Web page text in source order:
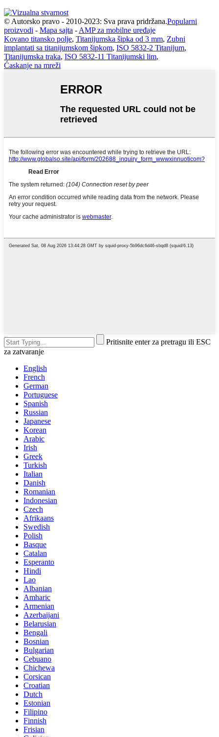
© Autorsko pravo - 2010-2023: Sva prava pridržana.Popularni
proizvodi - Mapa sajta - AMP za mobilne uređaje
Kovano titansko polje, Titanijumska šipka od 3 mm, Zubni
implantati sa titanijumskom šipkom, ISO 5832-2 Titanijum,
Titanijumska traka, ISO 5832-11 Titanijumski lim,
Ćaskanje na mreži
Pritisnite enter za pretragu ili ESC
za zatvaranje
English
French
German
Portuguese
Spanish
Russian
Japanese
Korean
Arabic
Irish
Greek
Turkish
Italian
Danish
Romanian
Indonesian
Czech
Afrikaans
Swedish
Polish
Basque
Catalan
Esperanto
Hindi
Lao
Albanian
Amharic
Armenian
Azerbaijani
Belarusian
Bengali
Bosnian
Bulgarian
Cebuano
Chichewa
Corsican
Croatian
Dutch
Estonian
Filipino
Finnish
Frisian